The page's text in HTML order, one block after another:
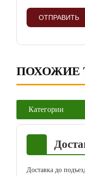
Категории
Доставка до
ПОХОЖИЕ